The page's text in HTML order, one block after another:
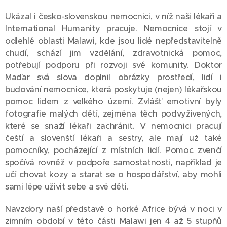
Ukázal i česko-slovenskou nemocnici, v níž naši lékaři a
International Humanity pracuje. Nemocnice stojí v
odlehlé oblasti Malawi, kde jsou lidé nepředstavitelně
chudí, schází jim vzdělání, zdravotnická pomoc,
potřebují podporu při rozvoji své komunity. Doktor
Maďar svá slova doplnil obrázky prostředí, lidí i
budování nemocnice, která poskytuje (nejen) lékařskou
pomoc lidem z velkého území. Zvlášť emotivní byly
fotografie malých dětí, zejména těch podvyživených,
které se snaží lékaři zachránit. V nemocnici pracují
čeští a slovenští lékaři a sestry, ale mají už také
pomocníky, pocházející z místních lidí. Pomoc zvenčí
spočívá rovněž v podpoře samostatnosti, například je
učí chovat kozy a starat se o hospodářství, aby mohli
sami lépe uživit sebe a své děti.
Navzdory naší představě o horké Africe bývá v noci v
zimním období v této části Malawi jen 4 až 5 stupňů